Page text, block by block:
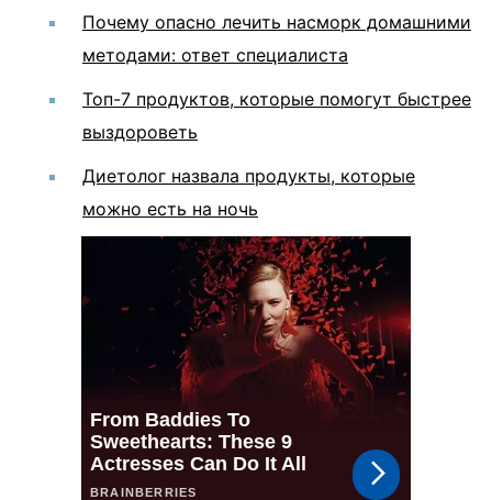
Почему опасно лечить насморк домашними
методами: ответ специалиста
Топ-7 продуктов, которые помогут быстрее
выздороветь
Диетолог назвала продукты, которые
можно есть на ночь